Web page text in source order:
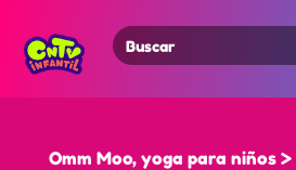
Search
for:
Omm Moo, yoga para niños